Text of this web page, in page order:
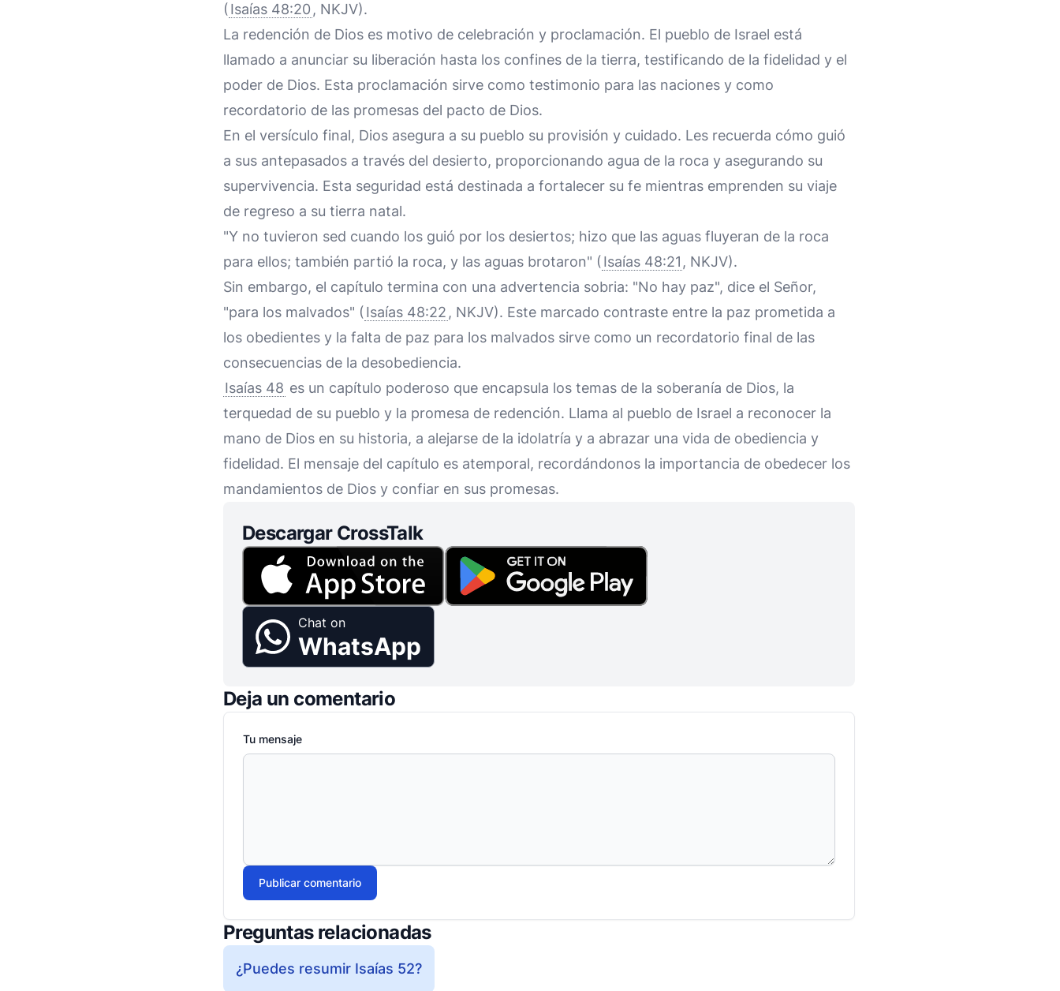
( Isaías 48:20 , NKJV).
La redención de Dios es motivo de celebración y proclamación. El pueblo de Israel está
llamado a anunciar su liberación hasta los confines de la tierra, testificando de la fidelidad y el
poder de Dios. Esta proclamación sirve como testimonio para las naciones y como
recordatorio de las promesas del pacto de Dios.
En el versículo final, Dios asegura a su pueblo su provisión y cuidado. Les recuerda cómo guió
a sus antepasados a través del desierto, proporcionando agua de la roca y asegurando su
supervivencia. Esta seguridad está destinada a fortalecer su fe mientras emprenden su viaje
de regreso a su tierra natal.
"Y no tuvieron sed cuando los guió por los desiertos; hizo que las aguas fluyeran de la roca
para ellos; también partió la roca, y las aguas brotaron" ( Isaías 48:21 , NKJV).
Sin embargo, el capítulo termina con una advertencia sobria: "No hay paz", dice el Señor,
"para los malvados" ( Isaías 48:22 , NKJV). Este marcado contraste entre la paz prometida a
los obedientes y la falta de paz para los malvados sirve como un recordatorio final de las
consecuencias de la desobediencia.
Isaías 48 es un capítulo poderoso que encapsula los temas de la soberanía de Dios, la
terquedad de su pueblo y la promesa de redención. Llama al pueblo de Israel a reconocer la
mano de Dios en su historia, a alejarse de la idolatría y a abrazar una vida de obediencia y
fidelidad. El mensaje del capítulo es atemporal, recordándonos la importancia de obedecer los
mandamientos de Dios y confiar en sus promesas.
Descargar CrossTalk
Chat on
WhatsApp
Deja un comentario
Tu mensaje
Publicar comentario
Preguntas relacionadas
¿Puedes resumir Isaías 52?